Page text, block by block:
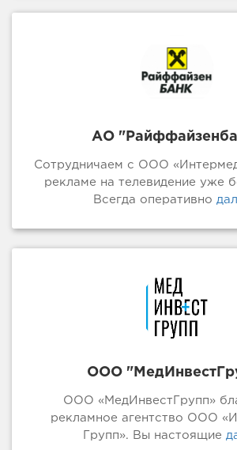
АО
Сотрудничаем с ООО
рекламе на телевидение уже
Всегда оперативно
ООО
ООО «МедИнвестГрупп»
рекламное агентство ООО
Групп». Вы настоящие